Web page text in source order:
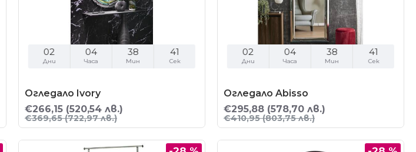
02
Дни
04
Часа
38
Мин
40
Сек
Огледало Ivory
€266,15 (520,54 лв.)
€369,65(722,97 лв.)
02
Дни
04
Часа
38
Мин
40
Сек
Огледало Abisso
€295,88 (578,70 лв.)
€410,95(803,75 лв.)